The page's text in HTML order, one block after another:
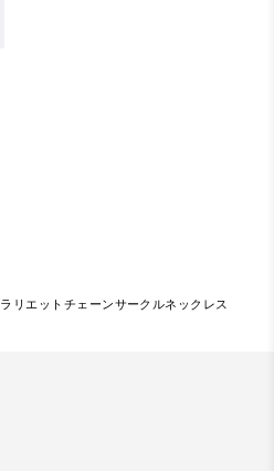
ラリエットチェーンサークルネックレス